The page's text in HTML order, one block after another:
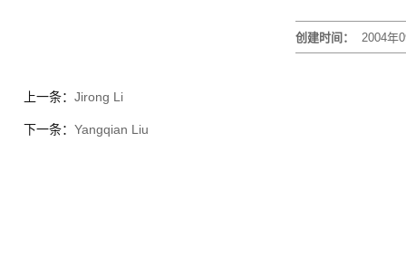
创建时间： 2004年
上一条： Jirong Li
下一条： Yangqian Liu